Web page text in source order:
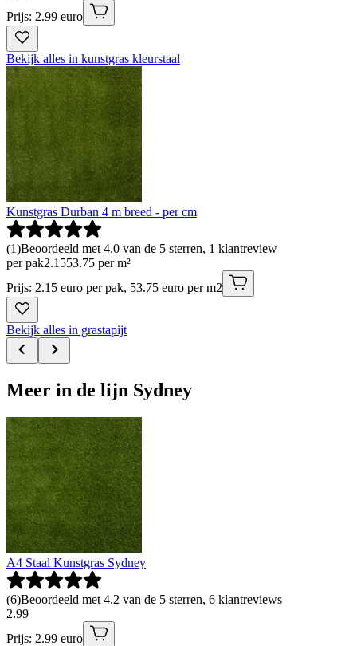
Prijs: 2.99 euro
Bekijk alles in kunstgras kleurstaal
Kunstgras Durban 4 m breed - per cm
(1)Beoordeeld met 4.0 van de 5 sterren, 1 klantreview
per pak2.1553.75 per m²
Prijs: 2.15 euro per pak, 53.75 euro per m2
Bekijk alles in grastapijt
Meer in de lijn Sydney
A4 Staal Kunstgras Sydney
(6)Beoordeeld met 4.2 van de 5 sterren, 6 klantreviews
2.99
Prijs: 2.99 euro